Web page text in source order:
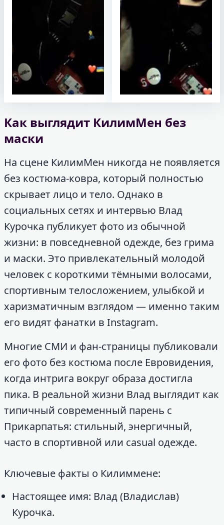
Как выглядит КилимМен без
маски
На сцене КилимМен никогда не появляется
без костюма-ковра, который полностью
скрывает лицо и тело. Однако в
социальных сетях и интервью Влад
Курочка публикует фото из обычной
жизни: в повседневной одежде, без грима
и маски. Это привлекательный молодой
человек с короткими тёмными волосами,
спортивным телосложением, улыбкой и
харизматичным взглядом — именно таким
его видят фанатки в Instagram.
Многие СМИ и фан-страницы публиковали
его фото без костюма после Евровидения,
когда интрига вокруг образа достигла
пика. В реальной жизни Влад выглядит как
типичный современный парень с
Прикарпатья: стильный, энергичный,
часто в спортивной или casual одежде.
Ключевые факты о Килиммене:
Настоящее имя: Влад (Владислав)
Курочка.